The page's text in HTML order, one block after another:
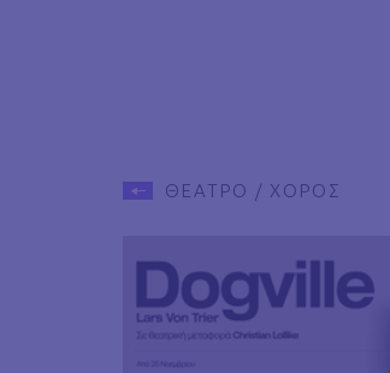
ΘΕΑΤΡΟ / ΧΟΡΟΣ